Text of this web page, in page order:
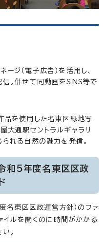
ジ（電子広告）を活用し、
。併せて同動画をSNS等で
品を使用した名東区緑地写
大通駅セントラルギャラリ
られる自然の魅力を発信。
和5年度名東区区政
名東区区政運営方針）のファ
イルを開くのに時間がかかる
。